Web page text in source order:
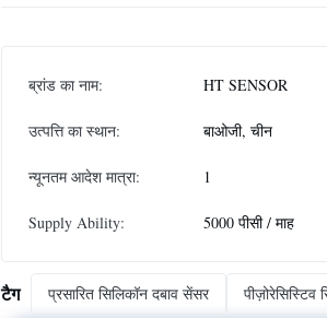
ब्रांड का नाम: HT SENSOR
उत्पत्ति का स्थान: बाओजी, चीन
न्यूनतम आदेश मात्रा: 1
Supply Ability: 5000 पीसी / माह
टैग प्रसारित सिलिकॉन दबाव सेंसर